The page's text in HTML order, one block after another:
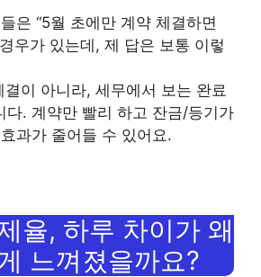
은 “5월 초에만 계약 체결하면
우가 있는데, 제 답은 보통 이렇
이 아니라, 세무에서 보는 완료
다. 계약만 빨리 하고 잔금/등기가
과가 줄어들 수 있어요.
율, 하루 차이가 왜
느껴졌을까요?